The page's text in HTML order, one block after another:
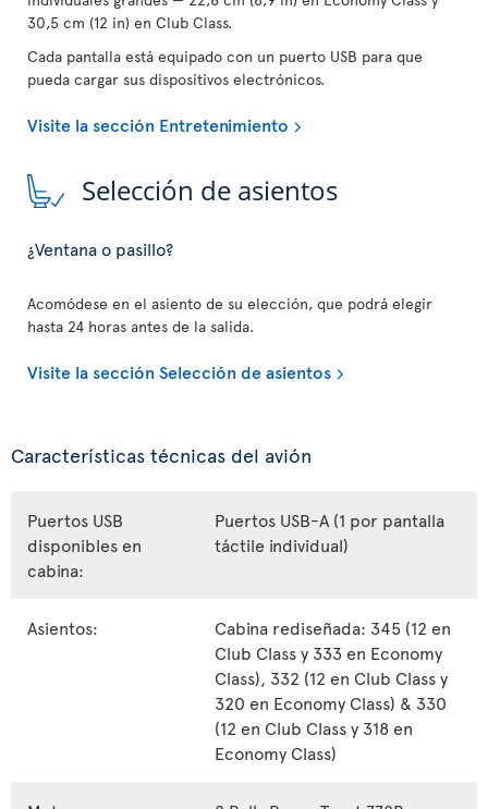
30,5 cm (12 in) en Club Class.
Cada pantalla está equipado con un puerto USB para que
pueda cargar sus dispositivos electrónicos.
Visite la sección Entretenimiento
Selección de asientos
¿Ventana o pasillo?
Acomódese en el asiento de su elección, que podrá elegir
hasta 24 horas antes de la salida.
Visite la sección Selección de asientos
Características técnicas del avión
Puertos USB
disponibles en
cabina:
Puertos USB-A (1 por pantalla
táctile individual)
Asientos:
Cabina rediseñada: 345 (12 en
Club Class y 333 en Economy
Class), 332 (12 en Club Class y
320 en Economy Class) & 330
(12 en Club Class y 318 en
Economy Class)